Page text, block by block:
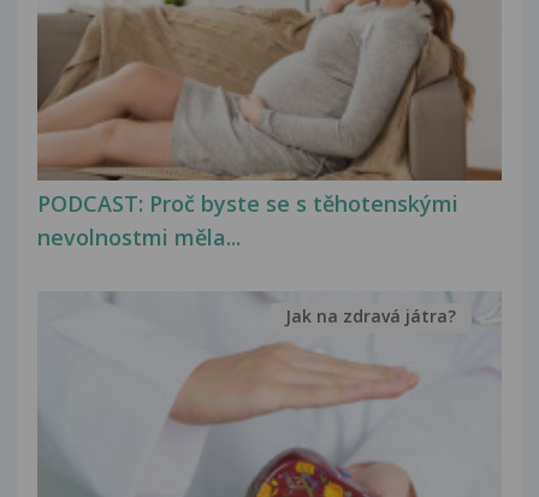
PODCAST: Proč byste se s těhotenskými
nevolnostmi měla...
Jak na zdravá játra?